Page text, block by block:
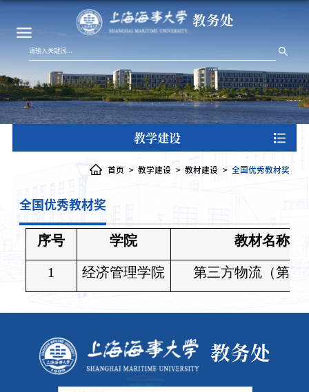
教务处
教学建设
首页 教学建设 教材建设 全国优秀教材奖
全国优秀教材奖
序号 学院 教材名称
1 经济管理学院 第三方物流（第三
教务处